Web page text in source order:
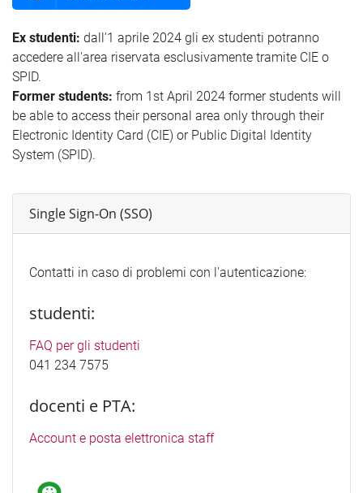
Ex studenti: dall'1 aprile 2024 gli ex studenti potranno
accedere all'area riservata esclusivamente tramite CIE o
SPID.
Former students: from 1st April 2024 former students will
be able to access their personal area only through their
Electronic Identity Card (CIE) or Public Digital Identity
System (SPID).
Single Sign-On (SSO)
Contatti in caso di problemi con l'autenticazione:
studenti:
FAQ per gli studenti
041 234 7575
docenti e PTA:
Account e posta elettronica staff